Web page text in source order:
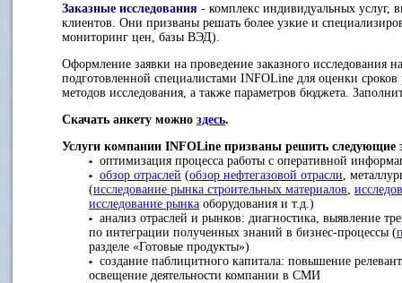
Заказные исследования - комплекс индивидуальных услуг,
клиентов. Они призваны решать более узкие и
мониторинг цен, базы ВЭД).
Оформление заявки на проведение заказного исследования
подготовленной специалистами INFOLine для оценки
методов исследования, а также параметров бюджета.
Скачать анкету можно здесь.
Услуги компании INFOLine призваны решить следующие
оптимизация процесса работы с оперативной
обзор отраслей (обзор нефтегазовой отрасли ,
(исследование рынка строительных материалов
исследование рынка оборудования и т.д.)
анализ отраслей и рынков: диагностика, выявление
по интеграции полученных знаний в бизнес-процессы (
разделе «Готовые продукты»)
создание паблицитного капитала: повышение
освещение деятельности компании в СМИ